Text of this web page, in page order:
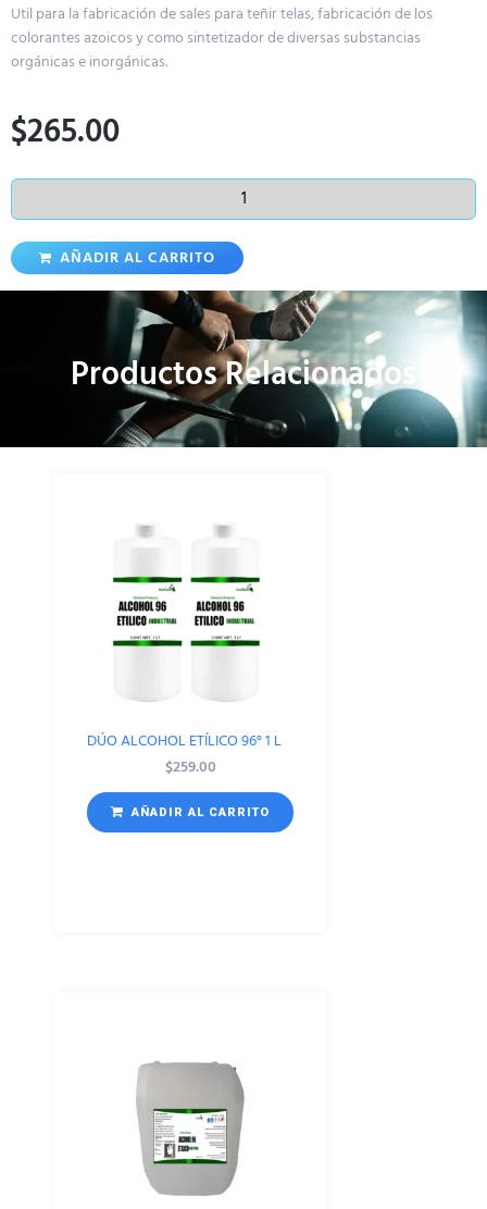
Util para la fabricación de sales para teñir telas, fabricación de los
colorantes azoicos y como sintetizador de diversas substancias
orgánicas e inorgánicas.
$265.00
AÑADIR AL CARRITO
Productos Relacionados
DÚO ALCOHOL ETÍLICO 96° 1 L
$259.00
AÑADIR AL CARRITO